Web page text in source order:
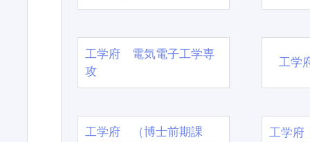
工学府 電気電子工学専
攻
工学
工学府 （博士前期課
工学